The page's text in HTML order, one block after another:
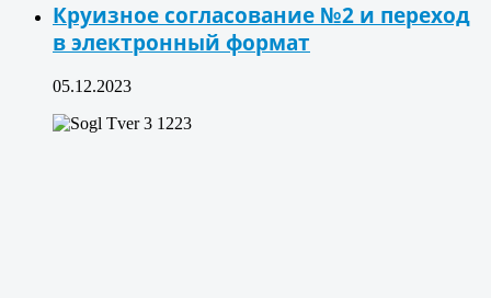
Круизное согласование №2 и переход
в электронный формат
05.12.2023